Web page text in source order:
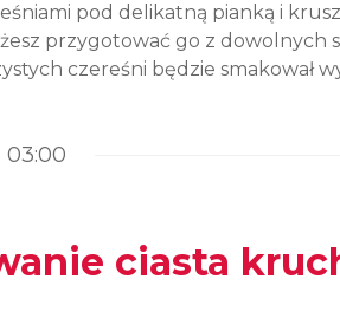
pod delikatną pianką i
przygotować go z dowolnych
czereśni będzie smakował
03:00
ciasta